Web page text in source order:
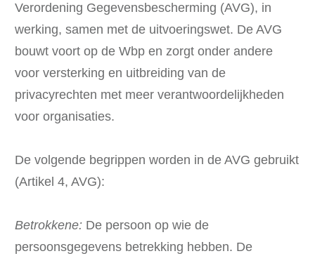
Verordening Gegevensbescherming (AVG), in
werking, samen met de uitvoeringswet. De AVG
bouwt voort op de Wbp en zorgt onder andere
voor versterking en uitbreiding van de
privacyrechten met meer verantwoordelijkheden
voor organisaties.
De volgende begrippen worden in de AVG gebruikt
(Artikel 4, AVG):
Betrokkene: De persoon op wie de
persoonsgegevens betrekking hebben. De